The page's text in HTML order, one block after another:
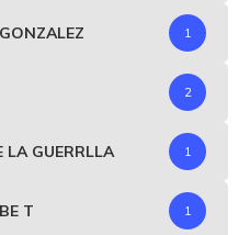
1
2
LA GUERRLLA 1
T 1